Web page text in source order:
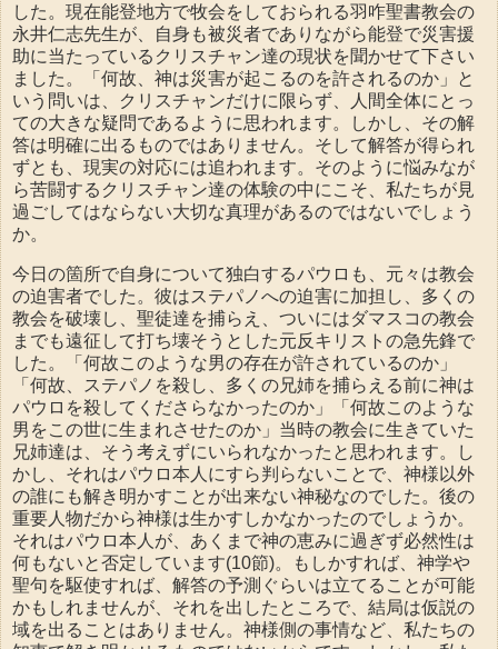
した。現在能登地方で牧会をしておられる羽咋聖書教会の
永井仁志先生が、自身も被災者でありながら能登で災害援
助に当たっているクリスチャン達の現状を聞かせて下さい
ました。「何故、神は災害が起こるのを許されるのか」と
いう問いは、クリスチャンだけに限らず、人間全体にとっ
ての大きな疑問であるように思われます。しかし、その解
答は明確に出るものではありません。そして解答が得られ
ずとも、現実の対応には追われます。そのように悩みなが
ら苦闘するクリスチャン達の体験の中にこそ、私たちが見
過ごしてはならない大切な真理があるのではないでしょう
か。
今日の箇所で自身について独白するパウロも、元々は教会
の迫害者でした。彼はステパノへの迫害に加担し、多くの
教会を破壊し、聖徒達を捕らえ、ついにはダマスコの教会
までも遠征して打ち壊そうとした元反キリストの急先鋒で
した。「何故このような男の存在が許されているのか」
「何故、ステパノを殺し、多くの兄姉を捕らえる前に神は
パウロを殺してくださらなかったのか」「何故このような
男をこの世に生まれさせたのか」当時の教会に生きていた
兄姉達は、そう考えずにいられなかったと思われます。し
かし、それはパウロ本人にすら判らないことで、神様以外
の誰にも解き明かすことが出来ない神秘なのでした。後の
重要人物だから神様は生かすしかなかったのでしょうか。
それはパウロ本人が、あくまで神の恵みに過ぎず必然性は
何もないと否定しています(10節)。もしかすれば、神学や
聖句を駆使すれば、解答の予測ぐらいは立てることが可能
かもしれませんが、それを出したところで、結局は仮説の
域を出ることはありません。神様側の事情など、私たちの